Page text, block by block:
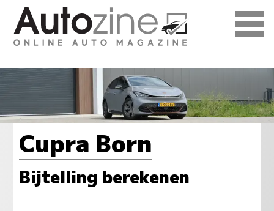
Cupra Born
Bijtelling berekenen